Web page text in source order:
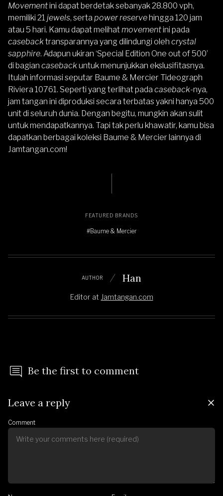
Movementini dapat berdetak sebanyak 28.800 vph,
memiliki 21 jewels, serta power reservehingga 120 jam
atau 5 hari. Kamu dapat melihat movementini pada
casebacktransparannya yang dilindungi oleh crystal
sapphire. Adapun ukiran ‘Special Edition One out of 500’
di bagian casebackuntuk menunjukkan ekslusifitasnya.
Itulah informasi seputar Baume & Mercier Tideograph
Riviera 10761. Seperti yang terlihat pada caseback-nya,
jam tangan ini diproduksi secara terbatas yakni hanya 500
unit di seluruh dunia. Dengan begitu, mungkin akan sulit
untuk mendapatkannya. Tapi tak perlu khawatir, kamu bisa
dapatkan berbagai koleksi Baume & Mercier lainnya di
Jamtangan.com!
FEATURED BRANDS
#Baume & Mercier
AUTHOR Han
Editor at Jamtangan.com
Be the first to comment
Leave a reply
Comment